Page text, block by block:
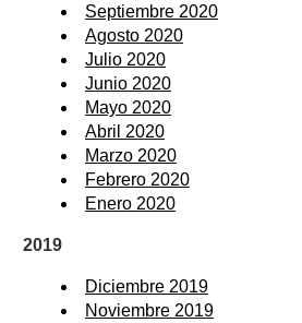
Septiembre 2020
Agosto 2020
Julio 2020
Junio 2020
Mayo 2020
Abril 2020
Marzo 2020
Febrero 2020
Enero 2020
2019
Diciembre 2019
Noviembre 2019